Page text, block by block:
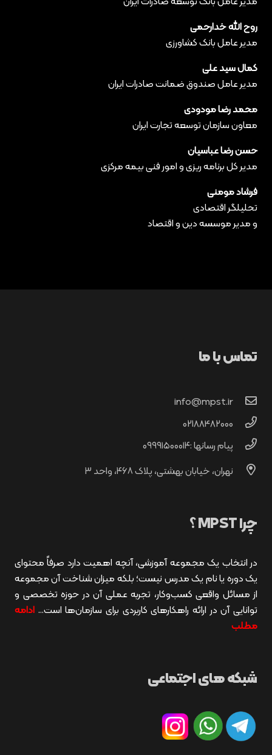
روح الله خدارحمی
مدیر عامل بانک کشاورزی
کمال سید علی
مدیر عامل صندوق ضمانت صادرات ایران
محمد رضا مودودی
معاون سازمان توسعه تجارت ایران
حسن رضا عباسیان
مدیر کل برنامه ریزی و امور فنی بیمه مرکزی
فرشاد مومنی
تحلیلگر اقتصادی
و مدیر موسسه دین و اقتصاد
تماس با ما
info@mpst.ir
02188482000
پیام رسانها :۰۹۹۹۱۵۰۰۰۱۴
نهران، خیابان بهشتی، پلاک ۴۶۸، واحد ۳
چرا MPST ؟
در انتخاب یک مجموعه آموزشی، آنچه اهمیت دارد صرفاً محتوای
یک دوره یا نام یک مدرس نیست؛ بلکه میزان شناخت آن مجموعه
از مسائل واقعی کسب‌وکار، تجربه عملی آن در حوزه تخصصی و
توانایی آن در ارائه راهکارهای کاربردی برای سازمان‌ها است… ادامه
مطلب
شبکه های اجتماعی